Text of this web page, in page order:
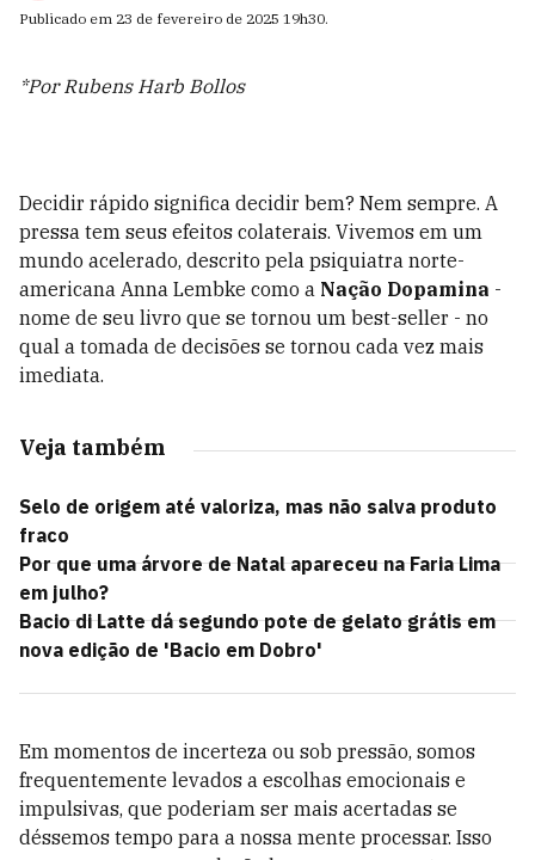
Publicado em 23 de fevereiro de 2025 19h30.
*Por Rubens Harb Bollos
Decidir rápido significa decidir bem? Nem sempre. A
pressa tem seus efeitos colaterais. Vivemos em um
mundo acelerado, descrito pela psiquiatra norte-
americana Anna Lembke como a Nação Dopamina -
nome de seu livro que se tornou um best-seller - no
qual a tomada de decisões se tornou cada vez mais
imediata.
Veja também
Selo de origem até valoriza, mas não salva produto
fraco
Por que uma árvore de Natal apareceu na Faria Lima
em julho?
Bacio di Latte dá segundo pote de gelato grátis em
nova edição de 'Bacio em Dobro'
Em momentos de incerteza ou sob pressão, somos
frequentemente levados a escolhas emocionais e
impulsivas, que poderiam ser mais acertadas se
déssemos tempo para a nossa mente processar. Isso